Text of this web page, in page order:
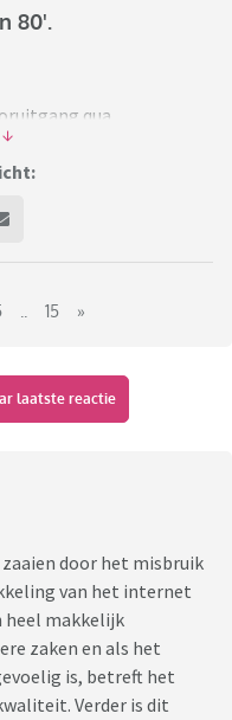
80'.
qua
leven', dat je dan bij
vindt?
80 en vooruit, ook de
de kleding, de
het
het gehele
15 »
laatste reactie
door het misbruik
van het internet
heel makkelijk
zaken en als het
is, betreft het
Verder is dit